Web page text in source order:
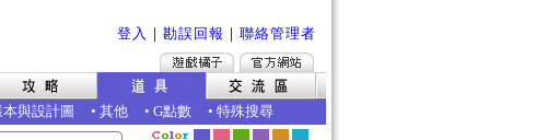
登入 ｜ 勘誤回報 ｜ 聯絡管理者
本與設計圖 • 其他 • G點數 • 特殊搜尋